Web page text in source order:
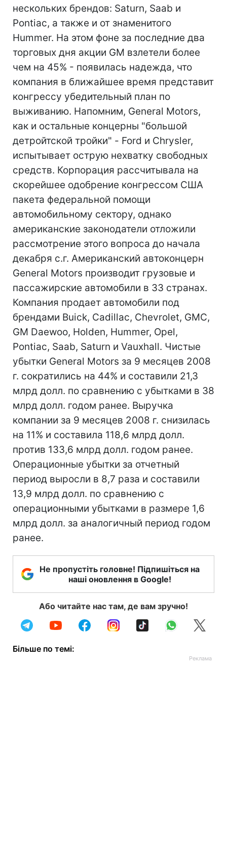
нескольких брендов: Saturn, Saab и
Pontiac, а также и от знаменитого
Hummer. На этом фоне за последние два
торговых дня акции GM взлетели более
чем на 45% - появилась надежда, что
компания в ближайшее время представит
конгрессу убедительный план по
выживанию. Напомним, General Motors,
как и остальные концерны "большой
детройтской тройки" - Ford и Chrysler,
испытывает острую нехватку свободных
средств. Корпорация рассчитывала на
скорейшее одобрение конгрессом США
пакета федеральной помощи
автомобильному сектору, однако
американские законодатели отложили
рассмотрение этого вопроса до начала
декабря с.г. Американский автоконцерн
General Motors производит грузовые и
пассажирские автомобили в 33 странах.
Компания продает автомобили под
брендами Buick, Cadillac, Chevrolet, GMC,
GM Daewoo, Holden, Hummer, Opel,
Pontiac, Saab, Saturn и Vauxhall. Чистые
убытки General Motors за 9 месяцев 2008
г. сократились на 44% и составили 21,3
млрд долл. по сравнению с убытками в 38
млрд долл. годом ранее. Выручка
компании за 9 месяцев 2008 г. снизилась
на 11% и составила 118,6 млрд долл.
против 133,6 млрд долл. годом ранее.
Операционные убытки за отчетный
период выросли в 8,7 раза и составили
13,9 млрд долл. по сравнению с
операционными убытками в размере 1,6
млрд долл. за аналогичный период годом
ранее.
Не пропустіть головне! Підпишіться на
наші оновлення в Google!
Або читайте нас там, де вам зручно!
Більше по темі: